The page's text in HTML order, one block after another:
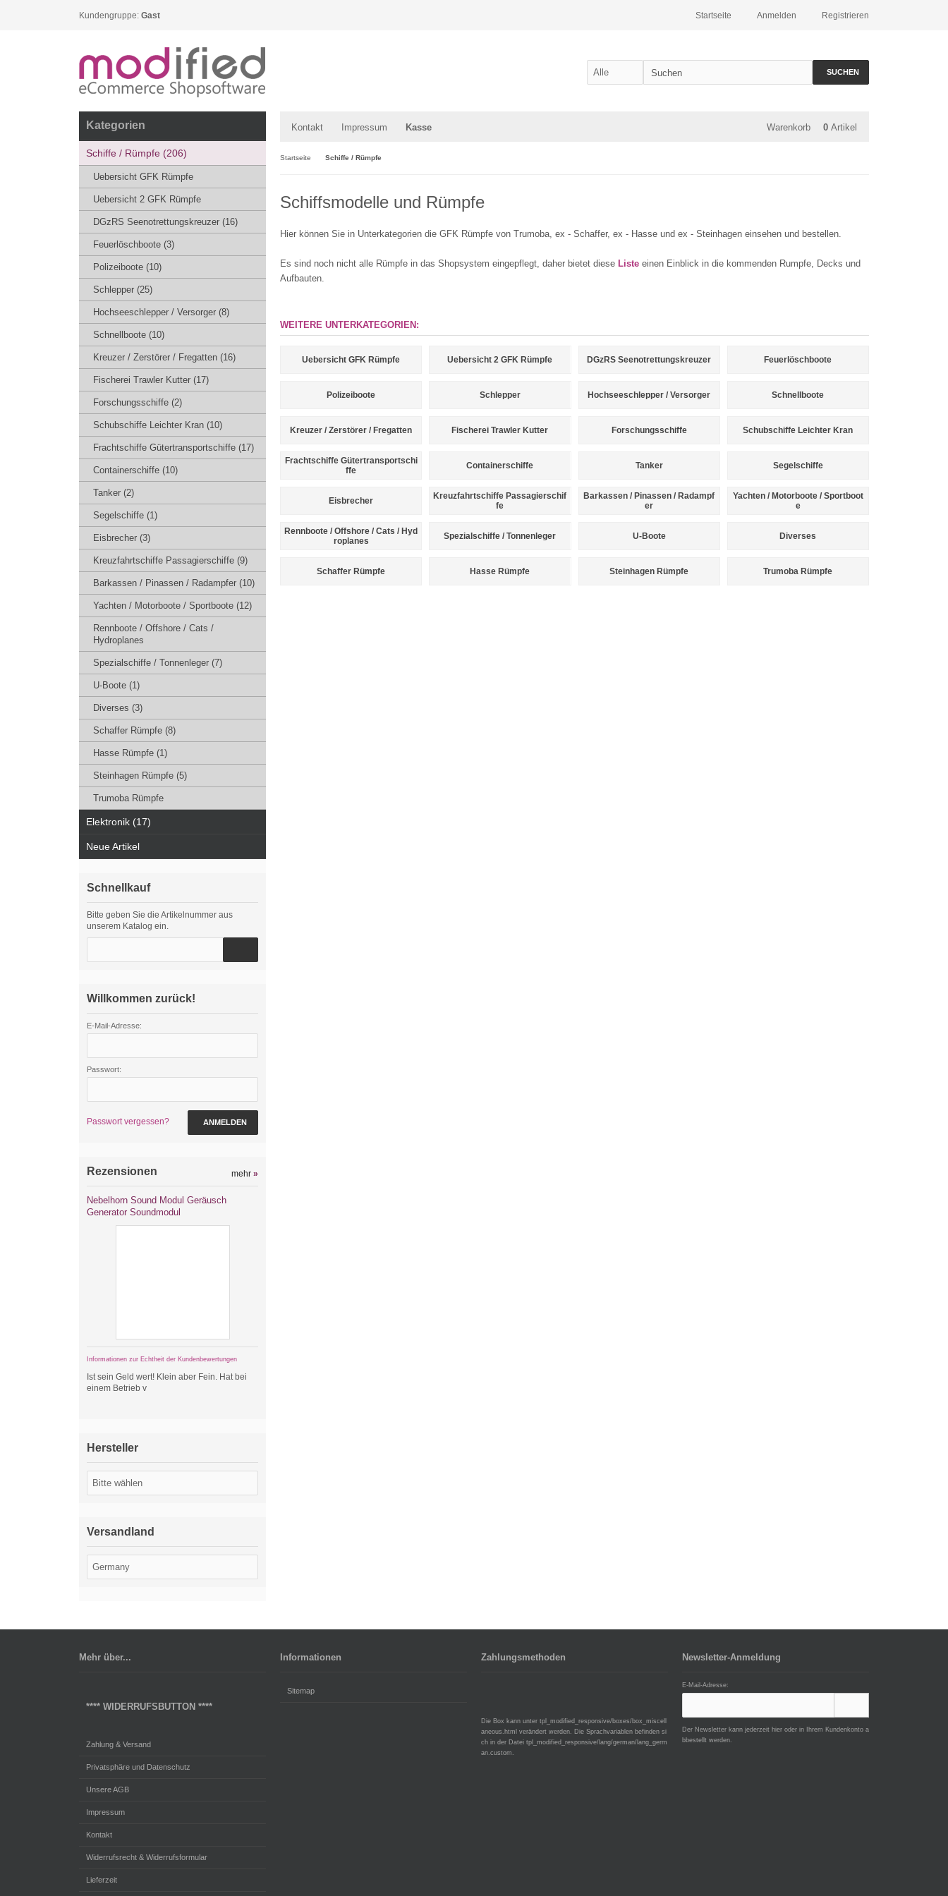
Kundengruppe: Gast Registrieren
Anmelden
Startseite
SUCHEN
Kontakt Impressum Kasse Warenkorb 0 Artikel
Startseite Schiffe / Rümpfe
Schiffsmodelle und Rümpfe
Hier können Sie in Unterkategorien die GFK Rümpfe von Trumoba, ex - Schaffer, ex - Hasse und ex - Steinhagen einsehen und bestellen.
Es sind noch nicht alle Rümpfe in das Shopsystem eingepflegt, daher bietet diese Liste einen Einblick in die kommenden Rumpfe, Decks und
Aufbauten.
WEITERE UNTERKATEGORIEN:
Uebersicht GFK Rümpfe Uebersicht 2 GFK Rümpfe DGzRS Seenotrettungskreuzer Feuerlöschboote
Polizeiboote Schlepper Hochseeschlepper / Versorger Schnellboote
Kreuzer / Zerstörer / Fregatten Fischerei Trawler Kutter Forschungsschiffe Schubschiffe Leichter Kran
Frachtschiffe Gütertransportschi
ffe
Containerschiffe Tanker Segelschiffe
Eisbrecher
Kreuzfahrtschiffe Passagierschif
fe
Barkassen / Pinassen / Radampf
er
Yachten / Motorboote / Sportboot
e
Rennboote / Offshore / Cats / Hyd
roplanes
Spezialschiffe / Tonnenleger U-Boote Diverses
Schaffer Rümpfe Hasse Rümpfe Steinhagen Rümpfe Trumoba Rümpfe
Kategorien
Schiffe / Rümpfe (206)
Uebersicht GFK Rümpfe
Uebersicht 2 GFK Rümpfe
DGzRS Seenotrettungskreuzer (16)
Feuerlöschboote (3)
Polizeiboote (10)
Schlepper (25)
Hochseeschlepper / Versorger (8)
Schnellboote (10)
Kreuzer / Zerstörer / Fregatten (16)
Fischerei Trawler Kutter (17)
Forschungsschiffe (2)
Schubschiffe Leichter Kran (10)
Frachtschiffe Gütertransportschiffe (17)
Containerschiffe (10)
Tanker (2)
Segelschiffe (1)
Eisbrecher (3)
Kreuzfahrtschiffe Passagierschiffe (9)
Barkassen / Pinassen / Radampfer (10)
Yachten / Motorboote / Sportboote (12)
Rennboote / Offshore / Cats /
Hydroplanes
Spezialschiffe / Tonnenleger (7)
U-Boote (1)
Diverses (3)
Schaffer Rümpfe (8)
Hasse Rümpfe (1)
Steinhagen Rümpfe (5)
Trumoba Rümpfe
Elektronik (17)
Neue Artikel
Schnellkauf
Bitte geben Sie die Artikelnummer aus
unserem Katalog ein.
Willkommen zurück!
E-Mail-Adresse:
Passwort:
Passwort vergessen? ANMELDEN
Rezensionen mehr »
Nebelhorn Sound Modul Geräusch
Generator Soundmodul
Informationen zur Echtheit der Kundenbewertungen
Ist sein Geld wert! Klein aber Fein. Hat bei
einem Betrieb v
Hersteller
Versandland
Mehr über...
**** WIDERRUFSBUTTON ****
Zahlung & Versand
Privatsphäre und Datenschutz
Unsere AGB
Impressum
Kontakt
Widerrufsrecht & Widerrufsformular
Lieferzeit
Informationen
Sitemap
Zahlungsmethoden
Die Box kann unter tpl_modified_responsive/boxes/box_miscell
aneous.html verändert werden. Die Sprachvariablen befinden si
ch in der Datei tpl_modified_responsive/lang/german/lang_germ
an.custom.
Newsletter-Anmeldung
E-Mail-Adresse:
Der Newsletter kann jederzeit hier oder in Ihrem Kundenkonto a
bbestellt werden.